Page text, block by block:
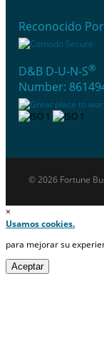
Reconocido Por
D&B D-U-N-S®
Number:
© 2026 Fortune
×
Usamos cookies.
para mejorar su
Aceptar